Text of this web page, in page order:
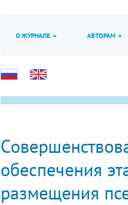
О ЖУРНАЛЕ АВТОРАМ
обеспечения
размещения